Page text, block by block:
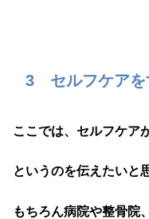
3 セルフケアを
ここでは、セルフケア
というのを伝えたいと
もちろん病院や整骨院